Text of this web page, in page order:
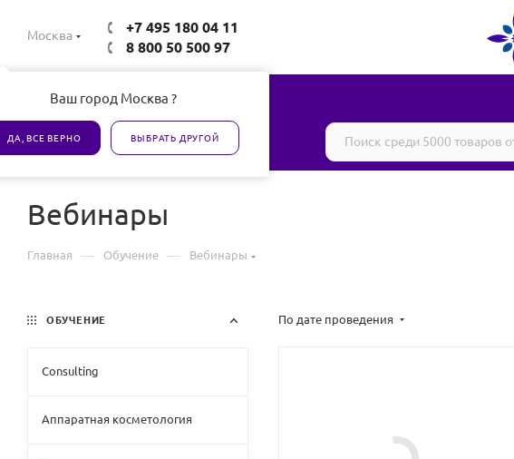
Москва
Ваш город Москва ?
ДА, ВСЕ ВЕРНО ВЫБРАТЬ ДРУГОЙ
+7 495 180 04 11
8 800 50 500 97
Все товары сертифицированы
Вебинары
Главная — Обучение — Вебинары
По дате проведения
ОБУЧЕНИЕ
Consulting
Аппаратная косметология